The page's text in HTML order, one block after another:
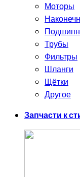
Моторы
Трубы
Фильтры
Шланги
Щётки
Другое
Запчасти к